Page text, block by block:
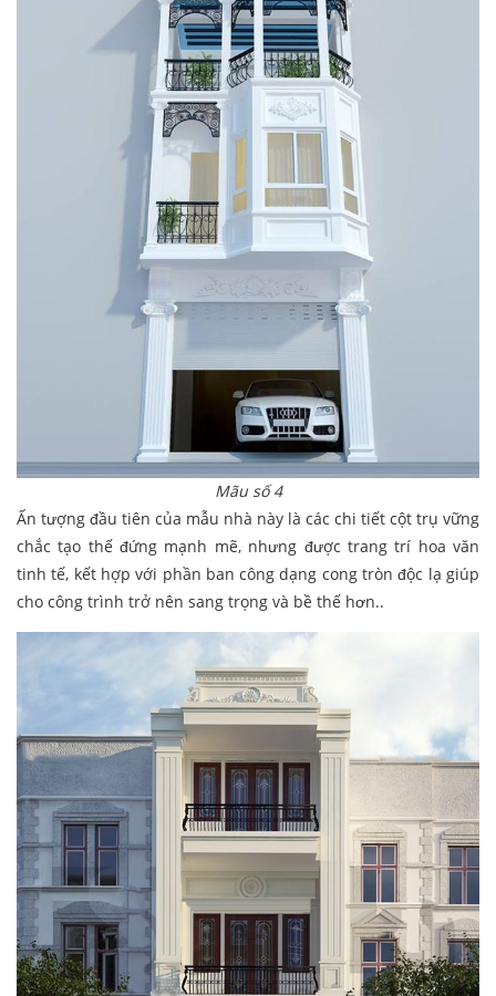
Mãu số 4
Ấn tượng đầu tiên của mẫu nhà này là các chi tiết cột trụ vững
chắc tạo thế đứng mạnh mẽ, nhưng được trang trí hoa văn
tinh tế, kết hợp với phần ban công dạng cong tròn độc lạ giúp
cho công trình trở nên sang trọng và bề thế hơn..